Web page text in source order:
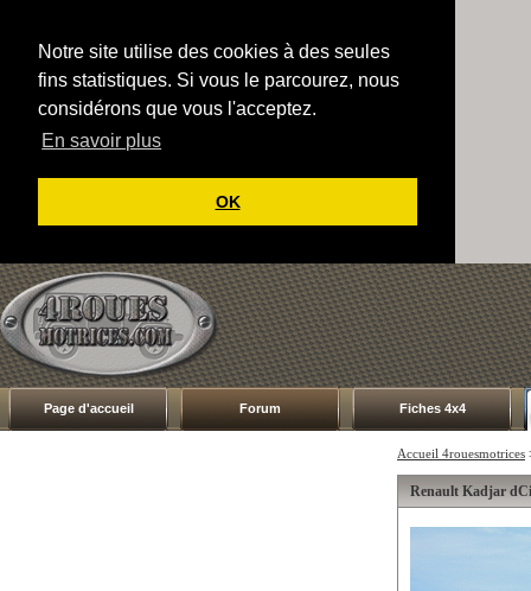
Notre site utilise des cookies à des seules
fins statistiques. Si vous le parcourez, nous
considérons que vous l'acceptez.
En savoir plus
OK
Page d'accueil Forum Fiches 4x4
Accueil 4rouesmotrices
Renault Kadjar